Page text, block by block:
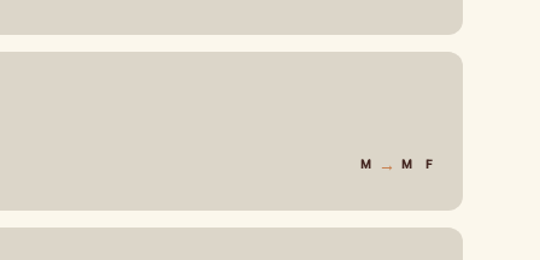
M → M F